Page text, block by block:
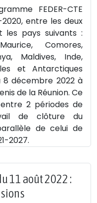
FEDER-CTE
entre les deux
les pays suivants :
Comores,
Maldives, Inde,
et Antarctiques
8 décembre 2022 à
de la Réunion. Ce
2 périodes de
de clôture du
de celui de
2027.
11 août 2022 :